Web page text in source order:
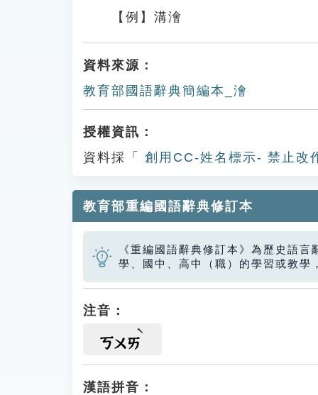
【例】溝澮
資料來源：
教育部國語辭典簡編本_澮
授權資訊：
資料採「
創用CC-姓名標示- 禁止改
教育部重編國語辭典修訂本
《重編國語辭典修訂本》為歷史語
學、國中、高中（職）的學習或教學
注音：
ㄎㄨㄞ
漢語拼音：